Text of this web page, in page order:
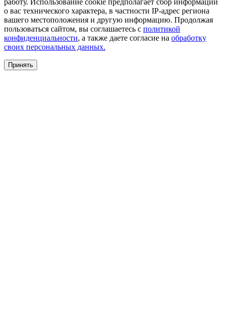
о вас технического характера, в частности IP-адрес региона
вашего местоположения и другую информацию. Продолжая
пользоваться сайтом, вы соглашаетесь с политикой
конфиденциальности, а также даете согласие на обработку
своих персональных данных.
Принять